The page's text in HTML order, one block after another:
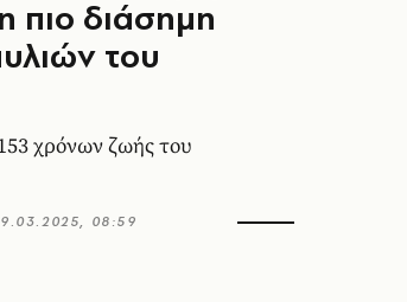
πιο διάσημη
του
χρόνων ζωής του
08:59